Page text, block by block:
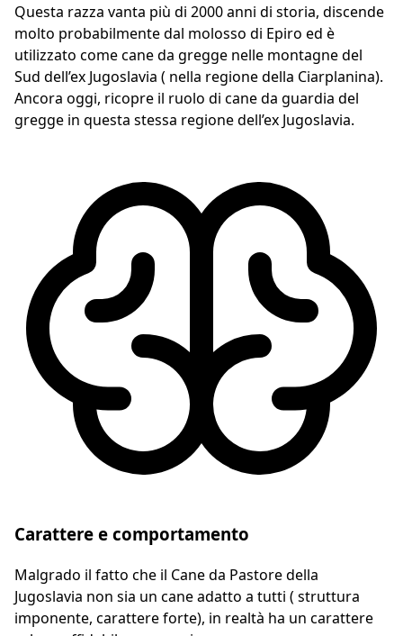
Questa razza vanta più di 2000 anni di storia, discende
molto probabilmente dal molosso di Epiro ed è
utilizzato come cane da gregge nelle montagne del
Sud dell’ex Jugoslavia ( nella regione della Ciarplanina).
Ancora oggi, ricopre il ruolo di cane da guardia del
gregge in questa stessa regione dell’ex Jugoslavia.
Carattere e comportamento
Malgrado il fatto che il Cane da Pastore della
Jugoslavia non sia un cane adatto a tutti ( struttura
imponente, carattere forte), in realtà ha un carattere